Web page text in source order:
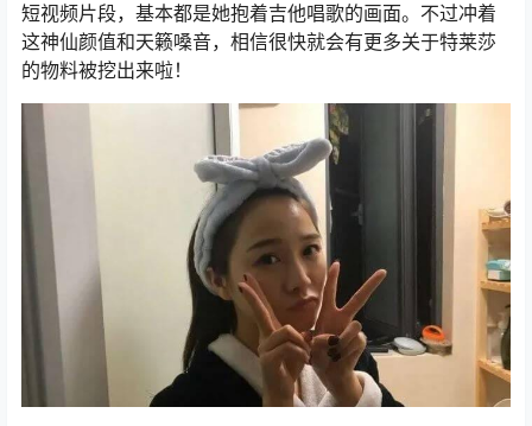
短视频片段，基本都是她抱着吉他唱歌的画面。不过冲着
这神仙颜值和天籁嗓音，相信很快就会有更多关于特莱莎
的物料被挖出来啦！